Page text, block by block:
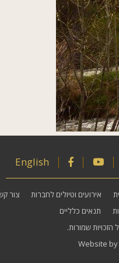
English
אירועים וטיולים לחברות
צור
תנאים כלליים
הזכויות שמורות.
Website by